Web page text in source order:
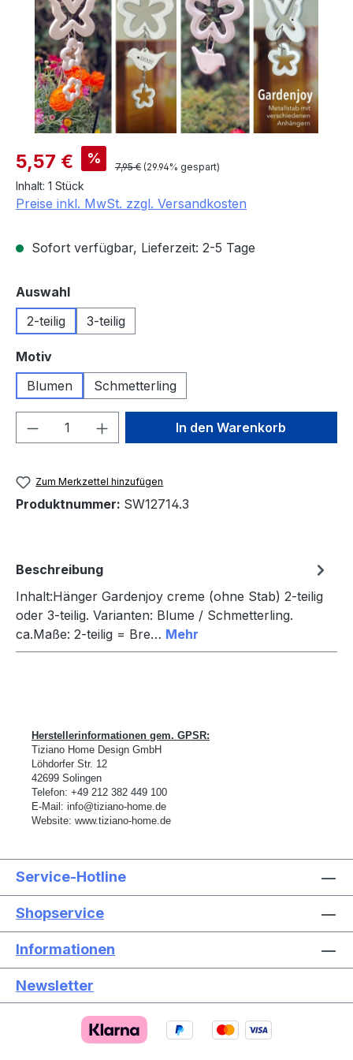
Verkaufspreis:
5,57 € % Regulärer Preis:
7,95 € (29.94% gespart)
Inhalt: 1 Stück
Preise inkl. MwSt. zzgl. Versandkosten
Sofort verfügbar, Lieferzeit: 2-5 Tage
Auswahlauswählen
2-teilig
3-teilig
Motivauswählen
Blumen
Schmetterling
Produkt Anzahl: Gib denIn den Warenkorb
Zum Merkzettel hinzufügen
Produktnummer: SW12714.3
Beschreibung
Inhalt:Hänger Gardenjoy creme (ohne Stab) 2-teilig
oder 3-teilig. Varianten: Blume / Schmetterling.
ca.Maße: 2-teilig = Bre… Mehr
Herstellerinformationen gem. GPSR:
Tiziano Home Design GmbH
öhdorfer Str. 12
42699 Solingen
Telefon: +49 212 382 449 100
E-Mail: info@tiziano-home.de
Website: www.tiziano-home.de
Service-Hotline
Shopservice
Informationen
Newsletter
Text vergrößern
Farben invertieren Monochrom